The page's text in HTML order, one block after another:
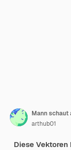
arthub01
Diese